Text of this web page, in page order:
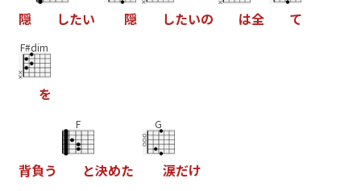
隠 したい 隠 したいの は全 て
F#dim
を
背負う
F
と決めた
G
涙だけ